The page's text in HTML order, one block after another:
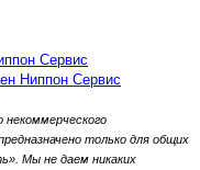
некоммерческого
только для общих
Мы не даем никаких